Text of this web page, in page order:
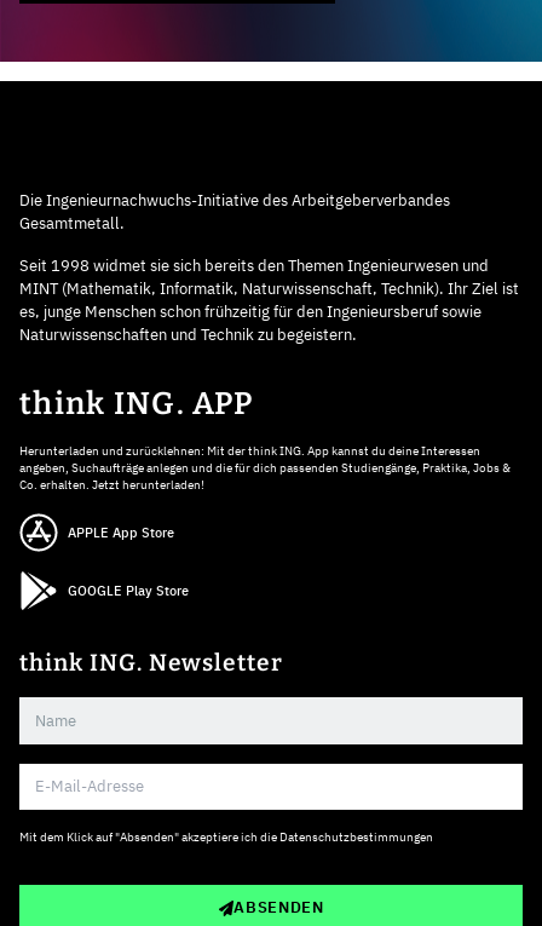
Die Ingenieurnachwuchs-Initiative des Arbeitgeberverbandes
Gesamtmetall.
Seit 1998 widmet sie sich bereits den Themen Ingenieurwesen und
MINT (Mathematik, Informatik, Naturwissenschaft, Technik). Ihr Ziel ist
es, junge Menschen schon frühzeitig für den Ingenieursberuf sowie
Naturwissenschaften und Technik zu begeistern.
think ING. APP
Herunterladen und zurücklehnen: Mit der think ING. App kannst du deine Interessen
angeben, Suchaufträge anlegen und die für dich passenden Studiengänge, Praktika, Jobs &
Co. erhalten. Jetzt herunterladen!
APPLE App Store
GOOGLE Play Store
think ING. Newsletter
Mit dem Klick auf "Absenden" akzeptiere ich die Datenschutzbestimmungen
ABSENDEN